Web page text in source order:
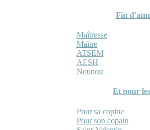
Fin
Maîtresse
Maître
ATSEM
AESH
Nounou
Et pour
Pour sa copine
Pour son copain